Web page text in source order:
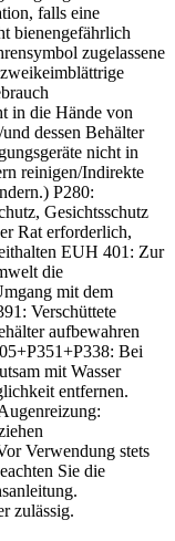
falls eine
bienengefährlich
zugelassene
in die Hände von
dessen Behälter
nicht in
reinigen/Indirekte
P280:
Gesichtsschutz
Rat erforderlich,
EUH 401: Zur
die
mit dem
Verschüttete
aufbewahren
Bei
mit Wasser
entfernen.
Verwendung stets
Sie die
zulässig.